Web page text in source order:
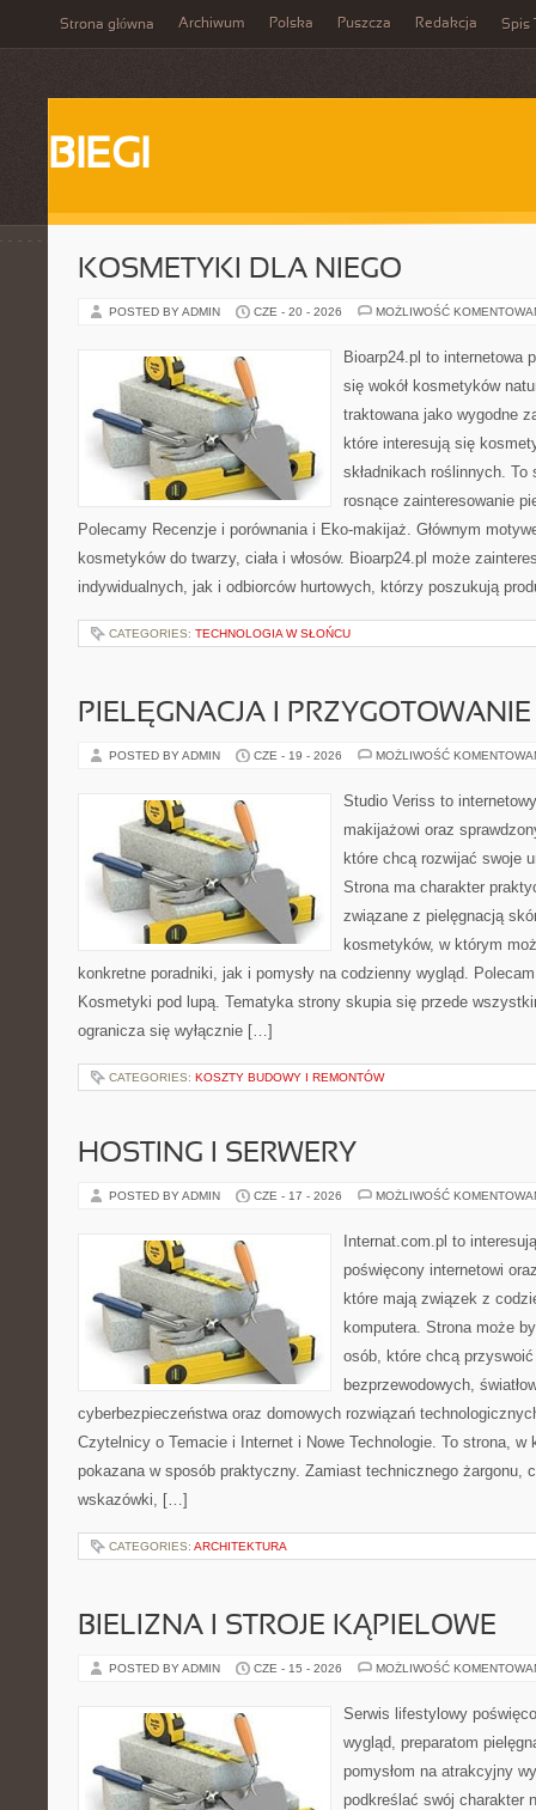
Strona główna Archiwum Polska Puszcza Redakcja Spis
BIEGI
KOSMETYKI DLA NIEGO
POSTED BY ADMIN CZE - 20 - 2026 MOŻLIWOŚĆ
Bioarp24.pl to internetowa
się wokół kosmetyków
traktowana jako wygodne
które interesują się
składnikach roślinnych.
rosnące zainteresowanie
Polecamy Recenzje i porównania i Eko-makijaż. Głównym
kosmetyków do twarzy, ciała i włosów. Bioarp24.pl może
indywidualnych, jak i odbiorców hurtowych, którzy poszukują
CATEGORIES: TECHNOLOGIA W SŁOŃCU
PIELĘGNACJA I
POSTED BY ADMIN CZE - 19 - 2026 MOŻLIWOŚĆ
Studio Veriss to
makijażowi oraz
które chcą rozwijać swoje
Strona ma charakter
związane z pielęgnacją
kosmetyków, w którym
konkretne poradniki, jak i pomysły na codzienny wygląd.
Kosmetyki pod lupą. Tematyka strony skupia się przede
ogranicza się wyłącznie […]
CATEGORIES: KOSZTY BUDOWY I REMONTÓW
HOSTING I SERWERY
POSTED BY ADMIN CZE - 17 - 2026 MOŻLIWOŚĆ
Internat.com.pl to
poświęcony internetowi
które mają związek z
komputera. Strona może
osób, które chcą
bezprzewodowych,
cyberbezpieczeństwa oraz domowych rozwiązań
Czytelnicy o Temacie i Internet i Nowe Technologie. To strona, w
pokazana w sposób praktyczny. Zamiast technicznego żargonu,
wskazówki, […]
CATEGORIES: ARCHITEKTURA
BIELIZNA I STROJE KĄPIELOWE
POSTED BY ADMIN CZE - 15 - 2026 MOŻLIWOŚĆ
Serwis lifestylowy
wygląd, preparatom
pomysłom na atrakcyjny
podkreślać swój charakter